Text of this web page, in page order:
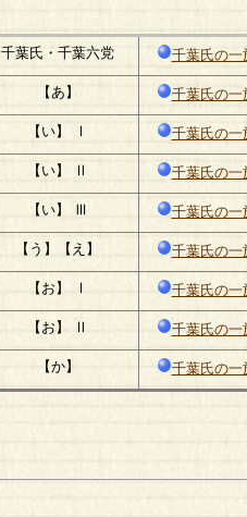
千葉氏・千葉六党 千葉氏の一
【あ】 千葉氏の一
【い】 Ⅰ 千葉氏の一
【い】 Ⅱ 千葉氏の一
【い】 Ⅲ 千葉氏の一
【う】【え】 千葉氏の一
【お】 Ⅰ 千葉氏の一
【お】 Ⅱ 千葉氏の一
【か】 千葉氏の一